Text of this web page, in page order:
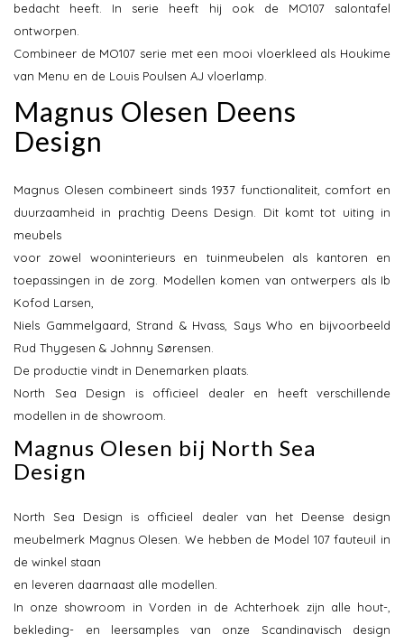
bedacht heeft. In serie heeft hij ook de MO107 salontafel
ontworpen.
Combineer de MO107 serie met een mooi vloerkleed als Houkime
van Menu en de Louis Poulsen AJ vloerlamp.
Magnus Olesen Deens
Design
Magnus Olesen combineert sinds 1937 functionaliteit, comfort en
duurzaamheid in prachtig Deens Design. Dit komt tot uiting in
meubels
voor zowel wooninterieurs en tuinmeubelen als kantoren en
toepassingen in de zorg. Modellen komen van ontwerpers als Ib
Kofod Larsen,
Niels Gammelgaard, Strand & Hvass, Says Who en bijvoorbeeld
Rud Thygesen & Johnny Sørensen.
De productie vindt in Denemarken plaats.
North Sea Design is officieel dealer en heeft verschillende
modellen in de showroom.
Magnus Olesen bij North Sea
Design
North Sea Design is officieel dealer van het Deense design
meubelmerk Magnus Olesen. We hebben de Model 107 fauteuil in
de winkel staan
en leveren daarnaast alle modellen.
In onze showroom in Vorden in de Achterhoek zijn alle hout-,
bekleding- en leersamples van onze Scandinavisch design